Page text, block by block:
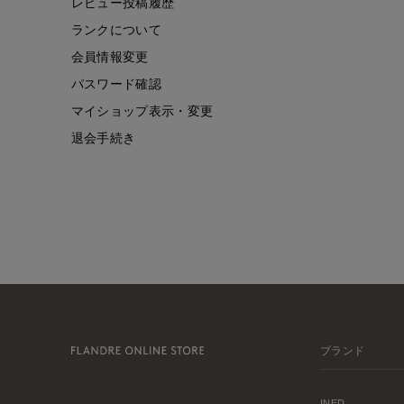
ランクについて
会員情報変更
パスワード確認
マイショップ表示・変更
退会手続き
ブランド